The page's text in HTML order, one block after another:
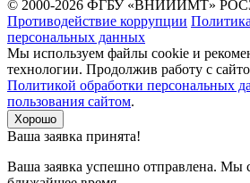
© 2000-2026 ФГБУ «ВНИИИМТ»
Противодействие коррупции
персональных данных
Мы используем файлы cookie и
технологии. Продолжив работу с
Политикой обработки персональных
пользования сайтом.
Хорошо
Ваша заявка принята!
Ваша заявка успешно отправлена. Мы